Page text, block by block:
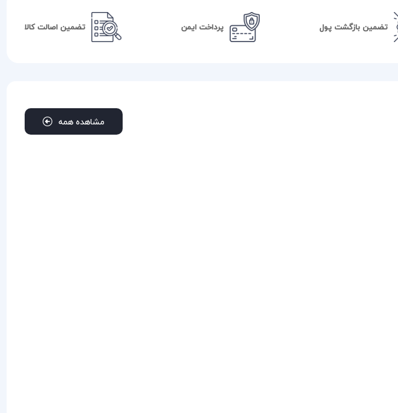
تضمین بازگشت پول پرداخت ایمن تضمین اصالت کالا
مشاهده همه